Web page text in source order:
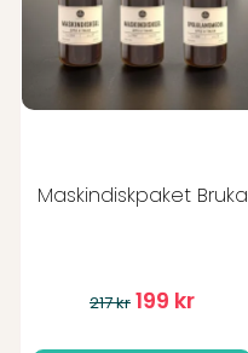
Maskindiskpaket Bruka
217 kr 199 kr